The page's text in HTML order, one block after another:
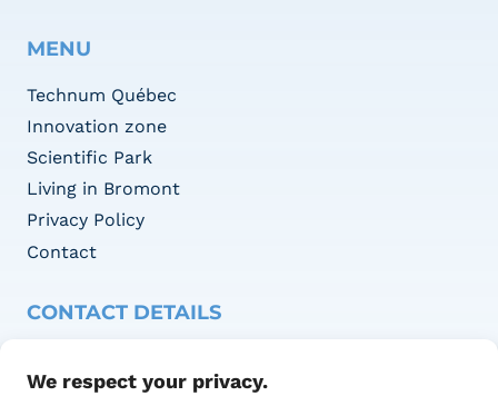
We respect your privacy.
MENU
Technum Québec
Innovation zone
Scientific Park
Living in Bromont
Privacy Policy
Contact
CONTACT DETAILS
1415 Blvd of Innovation,